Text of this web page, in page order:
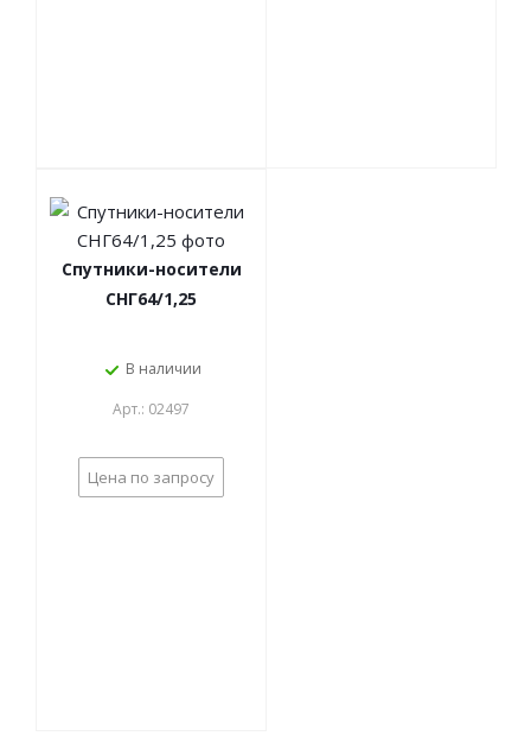
Спутники-носители
СНГ64/1,25
В наличии
Арт.: 02497
Цена по запросу